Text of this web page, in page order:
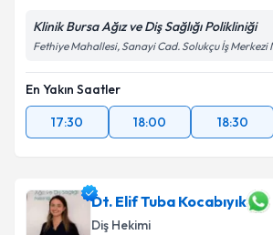
Klinik Bursa Ağız ve Diş Sağlığı Polikliniği
Fethiye Mahallesi, Sanayi Cad. Solukçu İş Merkezi
En Yakın Saatler
17:30
18:00 18:30
Dt. Elif Tuba Kocabıyık
Diş Hekimi